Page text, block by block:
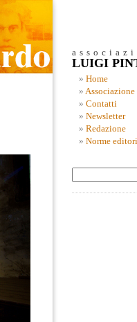
LUIGI
Home
Associazione
Contatti
Newsletter
Redazione
Norme